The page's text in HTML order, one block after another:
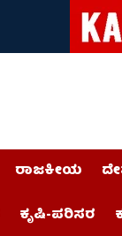
ರಾಜಕೀಯ
ಕೃಷಿ-ಪರಿಸರ